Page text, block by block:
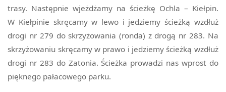
trasy. Następnie wjeżdżamy na ścieżkę Ochla – Kiełpin.
W Kiełpinie skręcamy w lewo i jedziemy ścieżką wzdłuż
drogi nr 279 do skrzyżowania (ronda) z drogą nr 283. Na
skrzyżowaniu skręcamy w prawo i jedziemy ścieżką wzdłuż
drogi nr 283 do Zatonia. Ścieżka prowadzi nas wprost do
pięknego pałacowego parku.